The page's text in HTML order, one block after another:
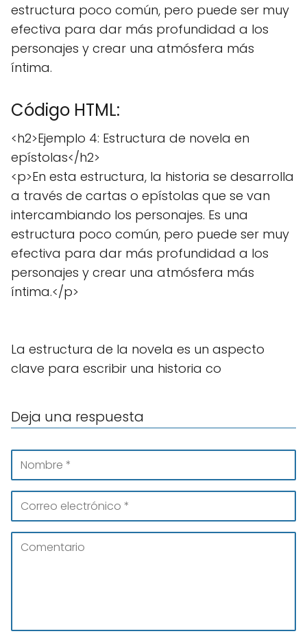
estructura poco común, pero puede ser muy
efectiva para dar más profundidad a los
personajes y crear una atmósfera más
íntima.
Código HTML:
<h2>Ejemplo 4: Estructura de novela en
epístolas</h2>
<p>En esta estructura, la historia se desarrolla
a través de cartas o epístolas que se van
intercambiando los personajes. Es una
estructura poco común, pero puede ser muy
efectiva para dar más profundidad a los
personajes y crear una atmósfera más
íntima.</p>
La estructura de la novela es un aspecto
clave para escribir una historia co
Deja una respuesta